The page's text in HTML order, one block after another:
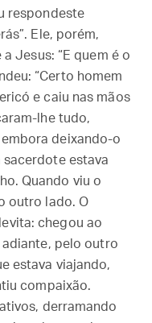
respondeste
Ele, porém,
Jesus: “E quem é o
“Certo homem
e caiu nas mãos
lhe tudo,
deixando-o
sacerdote estava
Quando viu o
outro lado. O
chegou ao
adiante, pelo outro
estava viajando,
compaixão.
derramando